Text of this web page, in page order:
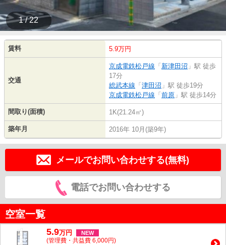
1 / 22
賃料 5.9万円
交通
京成電鉄松戸線 「 新津田沼 」駅 徒歩
17分
総武本線 「 津田沼 」駅 徒歩19分
京成電鉄松戸線 「 前原 」駅 徒歩14分
間取り(面積) 1K(21.24㎡)
築年月 2016年 10月(築9年)
メールでお問い合わせする(無料)
電話でお問い合わせする
空室一覧
5.9万円 NEW
(管理費・共益費 6,000円)